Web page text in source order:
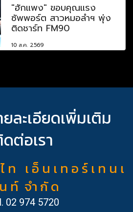
"ฮักแพง" ขอบคุณแรง
ซัพพอร์ต สาวหมอลำฯ พุ่ง
ติดชาร์ท FM90
10 ส.ค. 2569
ละเอียดเพิ่มเติม
ต่อเรา
ท เ อ็ น เ ท อ ร์ เ ท น เ
ท์ จำ กั ด
02 974 5720